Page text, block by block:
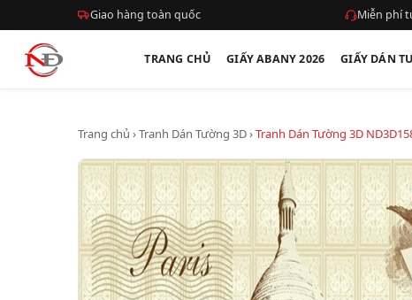
Giao hàng toàn quốc Miễn phí
TRANG CHỦ GIẤY ABANY 2026 GIẤY DÁN
Trang chủ ›Tranh Dán Tường 3D›Tranh Dán Tường 3D